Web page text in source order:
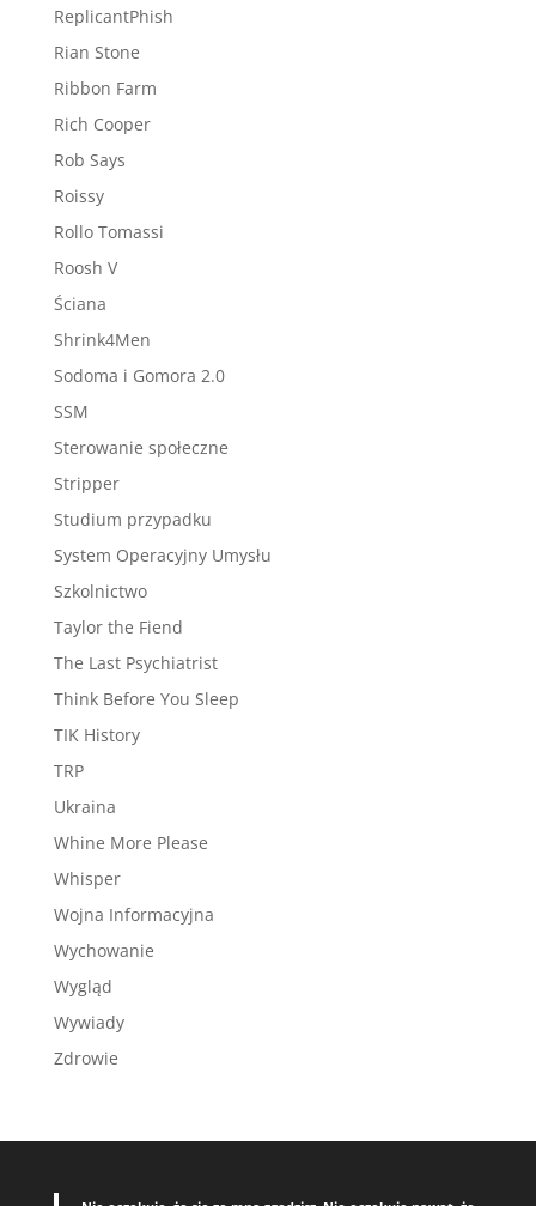
ReplicantPhish
Rian Stone
Ribbon Farm
Rich Cooper
Rob Says
Roissy
Rollo Tomassi
Roosh V
Ściana
Shrink4Men
Sodoma i Gomora 2.0
SSM
Sterowanie społeczne
Stripper
Studium przypadku
System Operacyjny Umysłu
Szkolnictwo
Taylor the Fiend
The Last Psychiatrist
Think Before You Sleep
TIK History
TRP
Ukraina
Whine More Please
Whisper
Wojna Informacyjna
Wychowanie
Wygląd
Wywiady
Zdrowie